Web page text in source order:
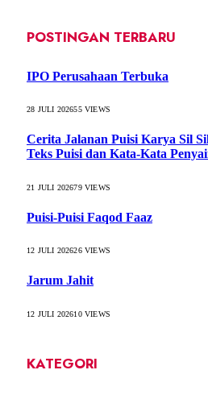
POSTINGAN TERBARU
IPO Perusahaan Terbuka
28 JULI 202655VIEWS
Cerita Jalanan Puisi Karya Sil
Teks Puisi dan Kata-Kata
21 JULI 202679VIEWS
Puisi-Puisi Faqod Faaz
12 JULI 202626VIEWS
Jarum Jahit
12 JULI 202610VIEWS
KATEGORI